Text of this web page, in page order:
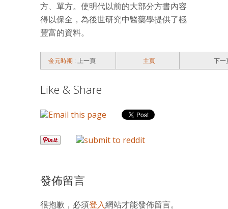
方、單方。使明代以前的大部分方書內容
得以保全，為後世研究中醫藥學提供了極
豐富的資料。
金元時期 : 上一頁 主頁 下
Like & Share
發佈留言
很抱歉，必須登入網站才能發佈留言。